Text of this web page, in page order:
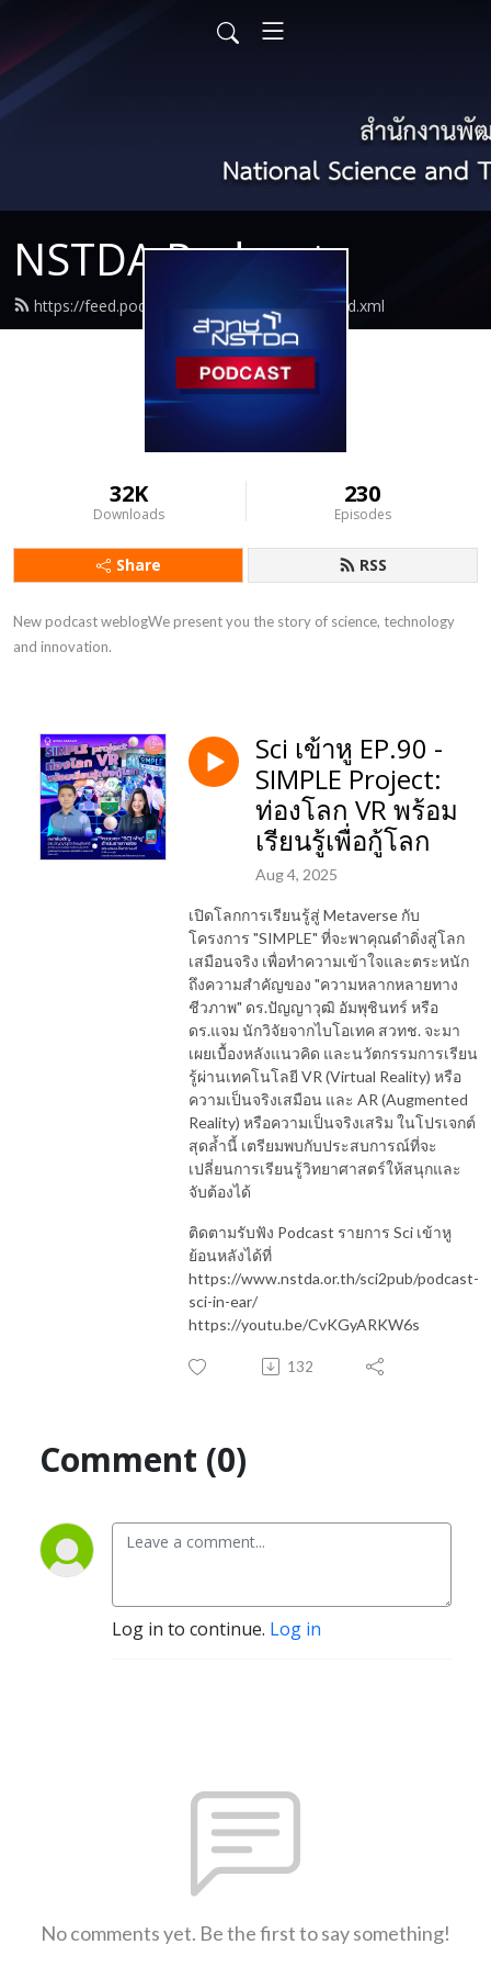
NSTDA Podcast
https://feed.podbean.com/nstdapodcast/feed.xml
32K
Downloads
230
Episodes
Share RSS
New podcast weblogWe present you the story of science, technology
and innovation.
Sci เข้าหู EP.90 -
SIMPLE Project:
ท่องโลก VR พร้อม
เรียนรู้เพื่อกู้โลก
Aug 4, 2025
เปิดโลกการเรียนรู้สู่ Metaverse กับ
โครงการ "SIMPLE" ที่จะพาคุณดำดิ่งสู่โลก
เสมือนจริง เพื่อทำความเข้าใจและตระหนัก
ถึงความสำคัญของ "ความหลากหลายทาง
ชีวภาพ" ดร.ปัญญาวุฒิ อัมพุชินทร์ หรือ
ดร.แจม นักวิจัยจากไบโอเทค สวทช. จะมา
เผยเบื้องหลังแนวคิด และนวัตกรรมการเรียน
รู้ผ่านเทคโนโลยี VR (Virtual Reality) หรือ
ความเป็นจริงเสมือน และ AR (Augmented
Reality) หรือความเป็นจริงเสริม ในโปรเจกต์
สุดล้ำนี้ เตรียมพบกับประสบการณ์ที่จะ
เปลี่ยนการเรียนรู้วิทยาศาสตร์ให้สนุกและ
จับต้องได้
ติดตามรับฟัง Podcast รายการ Sci เข้าหู
ย้อนหลังได้ที่
https://www.nstda.or.th/sci2pub/podcast-
sci-in-ear/
https://youtu.be/CvKGyARKW6s
132
Comment (0)
Log in to continue. Log in
No comments yet. Be the first to say something!